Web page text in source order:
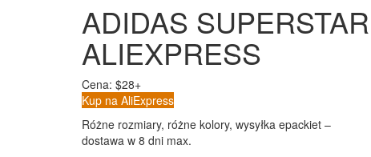
ADIDAS SUPERSTAR
ALIEXPRESS
Cena: $28+
Kup na AliExpress
Różne rozmiary, różne kolory, wysyłka epackiet –
dostawa w 8 dni max.